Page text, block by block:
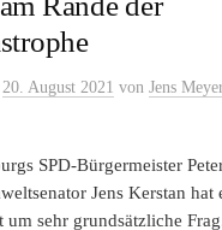
20. August 2021 von Jens
SPD-Bürgermeister
Jens Kerstan hat
um sehr grundsätzliche